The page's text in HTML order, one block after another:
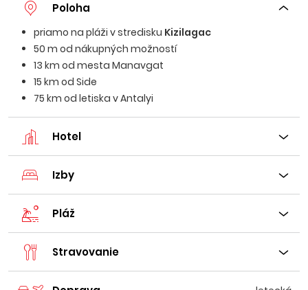
Poloha
priamo na pláži v stredisku Kizilagac
50 m od nákupných možností
13 km od mesta Manavgat
15 km od Side
75 km od letiska v Antalyi
Hotel
Izby
Pláž
Stravovanie